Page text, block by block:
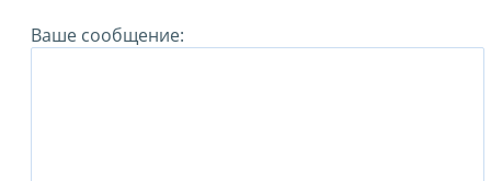
Ваше сообщение: